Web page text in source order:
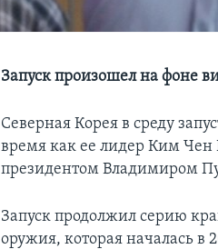
Запуск произошел на фоне
Северная Корея в среду
время как ее лидер Ким Чен
президентом Владимиром
Запуск продолжил серию
оружия, которая началась в